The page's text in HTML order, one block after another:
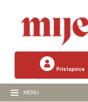
Pristupnica
MENU